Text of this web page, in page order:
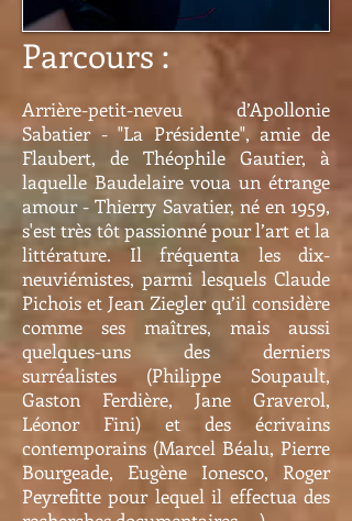
Parcours :
Arrière-petit-neveu d’Apollonie
Sabatier - "La Présidente", amie de
Flaubert, de Théophile Gautier, à
laquelle Baudelaire voua un étrange
amour - Thierry Savatier, né en 1959,
s'est très tôt passionné pour l’art et la
littérature. Il fréquenta les dix-
neuviémistes, parmi lesquels Claude
Pichois et Jean Ziegler qu’il considère
comme ses maîtres, mais aussi
quelques-uns des derniers
surréalistes (Philippe Soupault,
Gaston Ferdière, Jane Graverol,
Léonor Fini) et des écrivains
contemporains (Marcel Béalu, Pierre
Bourgeade, Eugène Ionesco, Roger
Peyrefitte pour lequel il effectua des